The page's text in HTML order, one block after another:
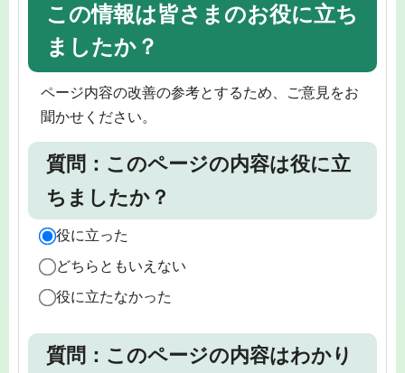
この情報は皆さまのお役に立ち
ましたか？
ページ内容の改善の参考とするため、ご意見をお
聞かせください。
質問：このページの内容は役に立
ちましたか？
役に立った
どちらともいえない
役に立たなかった
質問：このページの内容はわかり